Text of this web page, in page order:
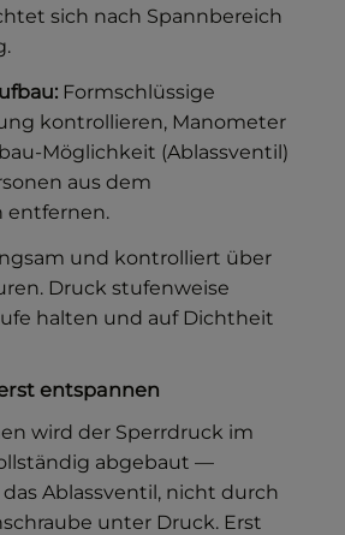
sich nach Spannbereich
Formschlüssige
kontrollieren, Manometer
Möglichkeit (Ablassventil)
aus dem
entfernen.
und kontrolliert über
Druck stufenweise
halten und auf Dichtheit
entspannen
wird der Sperrdruck im
abgebaut —
Ablassventil, nicht durch
unter Druck. Erst